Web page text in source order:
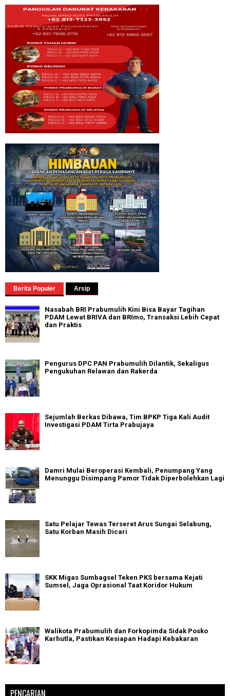
Berita Populer Arsip
Nasabah BRI Prabumulih Kini Bisa Bayar Tagihan
PDAM Lewat BRIVA dan BRImo, Transaksi Lebih Cepat
dan Praktis
Pengurus DPC PAN Prabumulih Dilantik, Sekaligus
Pengukuhan Relawan dan Rakerda
Sejumlah Berkas Dibawa, Tim BPKP Tiga Kali Audit
Investigasi PDAM Tirta Prabujaya
Damri Mulai Beroperasi Kembali, Penumpang Yang
Menunggu Disimpang Pamor Tidak Diperbolehkan Lagi
Satu Pelajar Tewas Terseret Arus Sungai Selabung,
Satu Korban Masih Dicari
SKK Migas Sumbagsel Teken PKS bersama Kejati
Sumsel, Jaga Oprasional Taat Koridor Hukum
Walikota Prabumulih dan Forkopimda Sidak Posko
Karhutla, Pastikan Kesiapan Hadapi Kebakaran
PENCARIAN